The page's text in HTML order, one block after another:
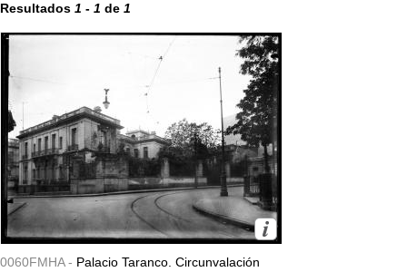
Resultados 1 - 1 de 1
0060FMHA - Palacio Taranco. Circunvalación